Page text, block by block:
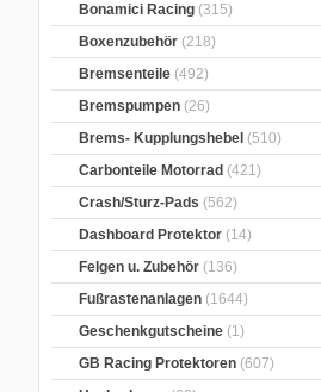
Bonamici Racing (315)
Boxenzubehör (218)
Bremsenteile (492)
Bremspumpen (26)
Brems- Kupplungshebel (510)
Carbonteile Motorrad (421)
Crash/Sturz-Pads (562)
Dashboard Protektor (14)
Felgen u. Zubehör (136)
Fußrastenanlagen (1644)
Geschenkgutscheine (1)
GB Racing Protektoren (607)